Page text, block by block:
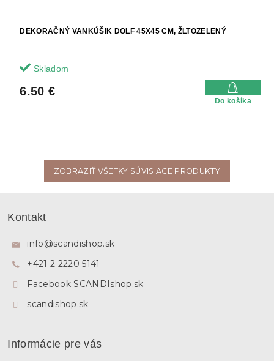
DEKORAČNÝ VANKÚŠIK DOLF 45X45 CM, ŽLTOZELENÝ
Skladom
6.50 €
Do košíka
ZOBRAZIŤ VŠETKY SÚVISIACE PRODUKTY
Kontakt
info@scandishop.sk
+421 2 2220 5141
Facebook SCANDIshop.sk
scandishop.sk
Informácie pre vás